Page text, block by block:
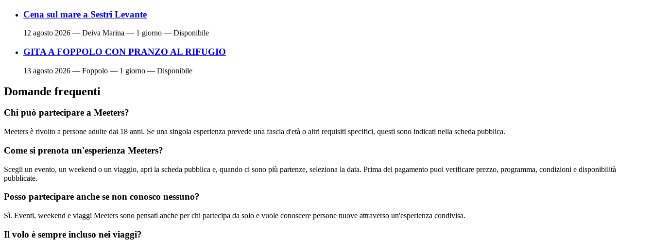
Cena sul mare a Sestri Levante
12 agosto 2026 — Deiva Marina — 1 giorno — Disponibile
GITA A FOPPOLO CON PRANZO AL RIFUGIO
13 agosto 2026 — Foppolo — 1 giorno — Disponibile
Domande frequenti
Chi può partecipare a Meeters?
Meeters è rivolto a persone adulte dai 18 anni. Se una singola esperienza prevede una fascia d'età o altri requisiti specifici, questi sono indicati nella scheda pubblica.
Come si prenota un'esperienza Meeters?
Scegli un evento, un weekend o un viaggio, apri la scheda pubblica e, quando ci sono più partenze, seleziona la data. Prima del pagamento puoi verificare prezzo, programma, condizioni e disponibilità
pubblicate.
Posso partecipare anche se non conosco nessuno?
Sì. Eventi, weekend e viaggi Meeters sono pensati anche per chi partecipa da solo e vuole conoscere persone nuove attraverso un'esperienza condivisa.
Il volo è sempre incluso nei viaggi?